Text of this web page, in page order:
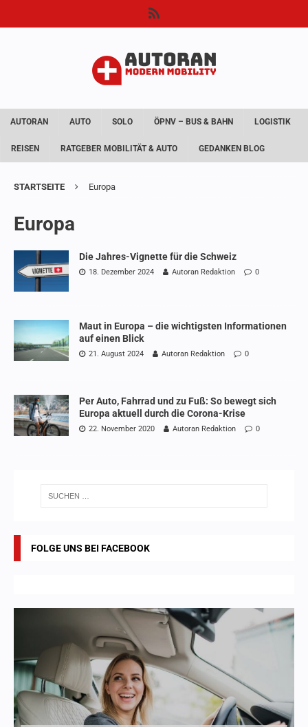
AUTORAN AUTO SOLO ÖPNV – BUS & BAHN LOGISTIK
REISEN RATGEBER MOBILITÄT & AUTO GEDANKEN BLOG
STARTSEITE Europa
Europa
Die Jahres-Vignette für die Schweiz
18. Dezember 2024 Autoran Redaktion 0
Maut in Europa – die wichtigsten Informationen
auf einen Blick
21. August 2024 Autoran Redaktion 0
Per Auto, Fahrrad und zu Fuß: So bewegt sich
Europa aktuell durch die Corona-Krise
22. November 2020 Autoran Redaktion 0
FOLGE UNS BEI FACEBOOK